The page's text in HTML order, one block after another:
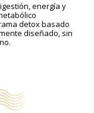
energía y
detox basado
diseñado, sin